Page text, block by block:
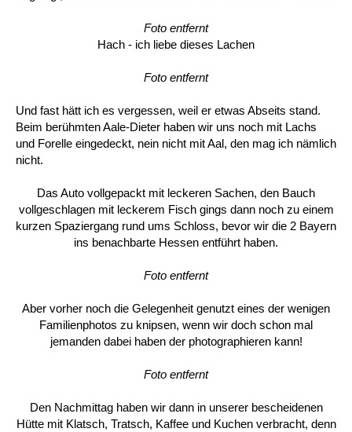
Foto entfernt
Hach - ich liebe dieses Lachen
Foto entfernt
Und fast hätt ich es vergessen, weil er etwas Abseits stand.
Beim berühmten Aale-Dieter haben wir uns noch mit Lachs
und Forelle eingedeckt, nein nicht mit Aal, den mag ich nämlich
nicht.
Das Auto vollgepackt mit leckeren Sachen, den Bauch
vollgeschlagen mit leckerem Fisch gings dann noch zu einem
kurzen Spaziergang rund ums Schloss, bevor wir die 2 Bayern
ins benachbarte Hessen entführt haben.
Foto entfernt
Aber vorher noch die Gelegenheit genutzt eines der wenigen
Familienphotos zu knipsen, wenn wir doch schon mal
jemanden dabei haben der photographieren kann!
Foto entfernt
Den Nachmittag haben wir dann in unserer bescheidenen
Hütte mit Klatsch, Tratsch, Kaffee und Kuchen verbracht, denn